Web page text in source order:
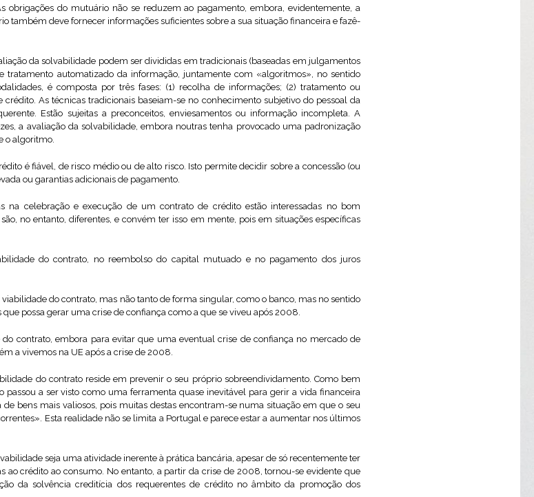
do mutuário não se reduzem ao pagamento, embora, evidentemente, a
também deve fornecer informações suficientes sobre a sua situação financeira e fazê-
da solvabilidade podem ser divididas em tradicionais (baseadas em julgamentos
tratamento automatizado da informação, juntamente com «algoritmos», no sentido
é composta por três fases: (1) recolha de informações; (2) tratamento ou
As técnicas tradicionais baseiam-se no conhecimento subjetivo do pessoal da
Estão sujeitas a preconceitos, enviesamentos ou informação incompleta. A
a avaliação da solvabilidade, embora noutras tenha provocado uma padronização
o algoritmo.
é fiável, de risco médio ou de alto risco. Isto permite decidir sobre a concessão (ou
ou garantias adicionais de pagamento.
na celebração e execução de um contrato de crédito estão interessadas no bom
no entanto, diferentes, e convém ter isso em mente, pois em situações específicas
do contrato, no reembolso do capital mutuado e no pagamento dos juros
do contrato, mas não tanto de forma singular, como o banco, mas no sentido
possa gerar uma crise de confiança como a que se viveu após 2008.
contrato, embora para evitar que uma eventual crise de confiança no mercado de
a vivemos na UE após a crise de 2008.
do contrato reside em prevenir o seu próprio sobreendividamento. Como bem
passou a ser visto como uma ferramenta quase inevitável para gerir a vida financeira
bens mais valiosos, pois muitas destas encontram-se numa situação em que o seu
Esta realidade não se limita a Portugal e parece estar a aumentar nos últimos
seja uma atividade inerente à prática bancária, apesar de só recentemente ter
ao crédito ao consumo. No entanto, a partir da crise de 2008, tornou-se evidente que
da solvência creditícia dos requerentes de crédito no âmbito da promoção dos